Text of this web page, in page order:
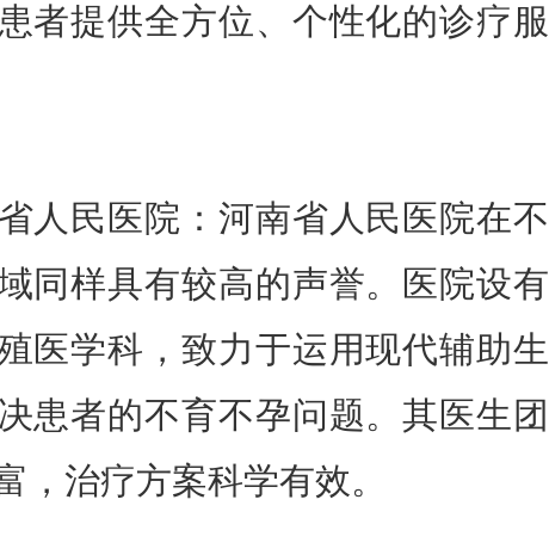
者提供全方位、个性化的诊疗服
民医院：河南省人民医院在不
同样具有较高的声誉。医院设有
医学科，致力于运用现代辅助生
患者的不育不孕问题。其医生团
，治疗方案科学有效。